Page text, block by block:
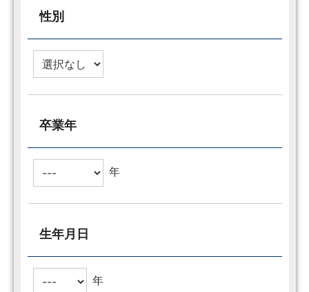
性別
卒業年
年
生年月日
年